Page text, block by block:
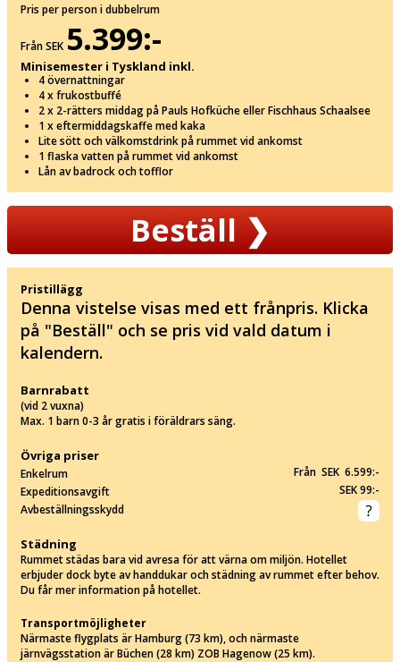
Pris per person i dubbelrum
Från SEK 5.399:-
Minisemester i Tyskland inkl.
4 övernattningar
4 x frukostbuffé
2 x 2-rätters middag på Pauls Hofküche eller Fischhaus Schaalsee
1 x eftermiddagskaffe med kaka
Lite sött och välkomstdrink på rummet vid ankomst
1 flaska vatten på rummet vid ankomst
Lån av badrock och tofflor
Beställ❯
Pristillägg
Denna vistelse visas med ett frånpris. Klicka
på "Beställ" och se pris vid vald datum i
kalendern.
Barnrabatt
(vid 2 vuxna)
Max. 1 barn 0-3 år gratis i föräldrars säng.
Övriga priser
Enkelrum
Från SEK 6.599:-
Expeditionsavgift
SEK 99:-
Avbeställningsskydd
Städning
Rummet städas bara vid avresa för att värna om miljön. Hotellet
erbjuder dock byte av handdukar och städning av rummet efter behov.
Du får mer information på hotellet.
Transportmöjligheter
Närmaste flygplats är Hamburg (73 km), och närmaste
järnvägsstation är Büchen (28 km) ZOB Hagenow (25 km).